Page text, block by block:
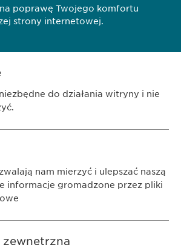
poprawę Twojego komfortu
strony internetowej.
do działania witryny i nie
nam mierzyć i ulepszać naszą
informacje gromadzone przez pliki